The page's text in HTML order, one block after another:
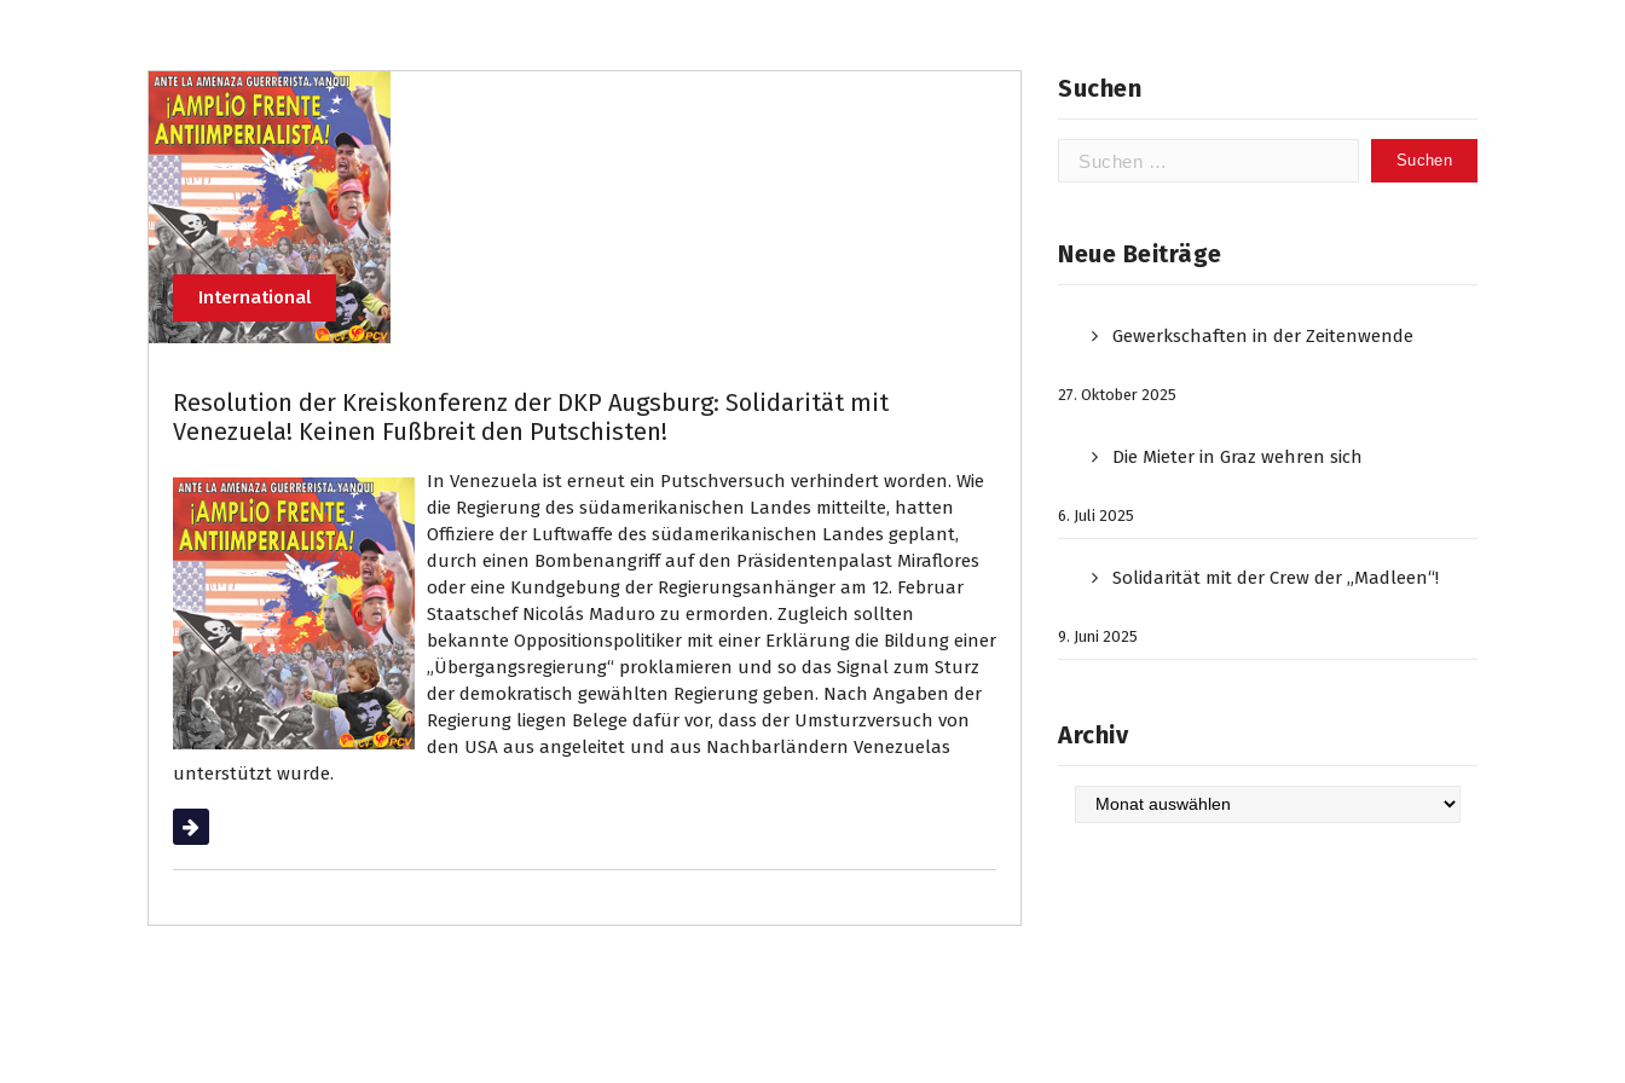
International
Resolution der Kreiskonferenz der DKP Augsburg: Solidarität mit
Venezuela! Keinen Fußbreit den Putschisten!
In Venezuela ist erneut ein Putschversuch verhindert worden. Wie
die Regierung des südamerikanischen Landes mitteilte, hatten
Offiziere der Luftwaffe des südamerikanischen Landes geplant,
durch einen Bombenangriff auf den Präsidentenpalast Miraflores
oder eine Kundgebung der Regierungsanhänger am 12. Februar
Staatschef Nicolás Maduro zu ermorden. Zugleich sollten
bekannte Oppositionspolitiker mit einer Erklärung die Bildung einer
„Übergangsregierung“ proklamieren und so das Signal zum Sturz
der demokratisch gewählten Regierung geben. Nach Angaben der
Regierung liegen Belege dafür vor, dass der Umsturzversuch von
den USA aus angeleitet und aus Nachbarländern Venezuelas
unterstützt wurde.
Weiterlesen
Suchen
Suchen
Neue Beiträge
Gewerkschaften in der Zeitenwende
27. Oktober 2025
Die Mieter in Graz wehren sich
6. Juli 2025
Solidarität mit der Crew der „Madleen“!
9. Juni 2025
Archiv
Archiv